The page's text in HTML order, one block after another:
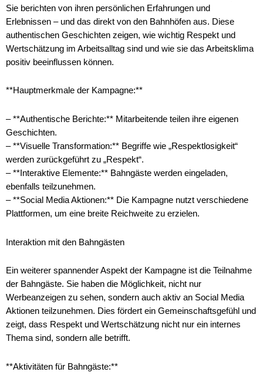
Sie berichten von ihren persönlichen Erfahrungen und
Erlebnissen – und das direkt von den Bahnhöfen aus. Diese
authentischen Geschichten zeigen, wie wichtig Respekt und
Wertschätzung im Arbeitsalltag sind und wie sie das Arbeitsklima
positiv beeinflussen können.
**Hauptmerkmale der Kampagne:**
– **Authentische Berichte:** Mitarbeitende teilen ihre eigenen
Geschichten.
– **Visuelle Transformation:** Begriffe wie „Respektlosigkeit“
werden zurückgeführt zu „Respekt“.
– **Interaktive Elemente:** Bahngäste werden eingeladen,
ebenfalls teilzunehmen.
– **Social Media Aktionen:** Die Kampagne nutzt verschiedene
Plattformen, um eine breite Reichweite zu erzielen.
Interaktion mit den Bahngästen
Ein weiterer spannender Aspekt der Kampagne ist die Teilnahme
der Bahngäste. Sie haben die Möglichkeit, nicht nur
Werbeanzeigen zu sehen, sondern auch aktiv an Social Media
Aktionen teilzunehmen. Dies fördert ein Gemeinschaftsgefühl und
zeigt, dass Respekt und Wertschätzung nicht nur ein internes
Thema sind, sondern alle betrifft.
**Aktivitäten für Bahngäste:**